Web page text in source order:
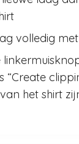
volledig
“Create
het shirt